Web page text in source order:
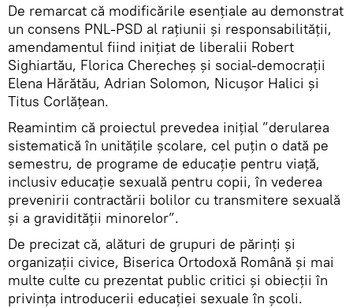
De remarcat că modificările esențiale au demonstrat
un consens PNL-PSD al rațiunii și responsabilității,
amendamentul fiind inițiat de liberalii Robert
Sighiartău, Florica Cherecheş şi social-democraţii
Elena Hărătău, Adrian Solomon, Nicuşor Halici şi
Titus Corlăţean.
Reamintim că proiectul prevedea inițial ”derularea
sistematică în unitățile școlare, cel puțin o dată pe
semestru, de programe de educație pentru viață,
inclusiv educație sexuală pentru copii, în vederea
prevenirii contractării bolilor cu transmitere sexuală
și a gravidității minorelor”.
De precizat că, alături de grupuri de părinți și
organizații civice, Biserica Ortodoxă Română și mai
multe culte cu prezentat public critici și obiecții în
privința introducerii educaţiei sexuale în şcoli.